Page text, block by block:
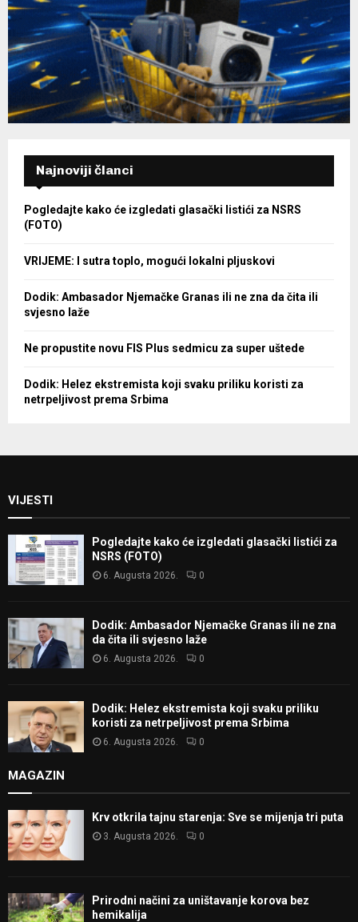
Najnoviji članci
Pogledajte kako će izgledati glasački listići za NSRS
(FOTO)
VRIJEME: I sutra toplo, mogući lokalni pljuskovi
Dodik: Ambasador Njemačke Granas ili ne zna da čita ili
svjesno laže
Ne propustite novu FIS Plus sedmicu za super uštede
Dodik: Helez ekstremista koji svaku priliku koristi za
netrpeljivost prema Srbima
VIJESTI
Pogledajte kako će izgledati glasački listići za
NSRS (FOTO)
6. Augusta 2026. 0
Dodik: Ambasador Njemačke Granas ili ne zna
da čita ili svjesno laže
6. Augusta 2026. 0
Dodik: Helez ekstremista koji svaku priliku
koristi za netrpeljivost prema Srbima
6. Augusta 2026. 0
MAGAZIN
Krv otkrila tajnu starenja: Sve se mijenja tri puta
3. Augusta 2026. 0
Prirodni načini za uništavanje korova bez
hemikalija